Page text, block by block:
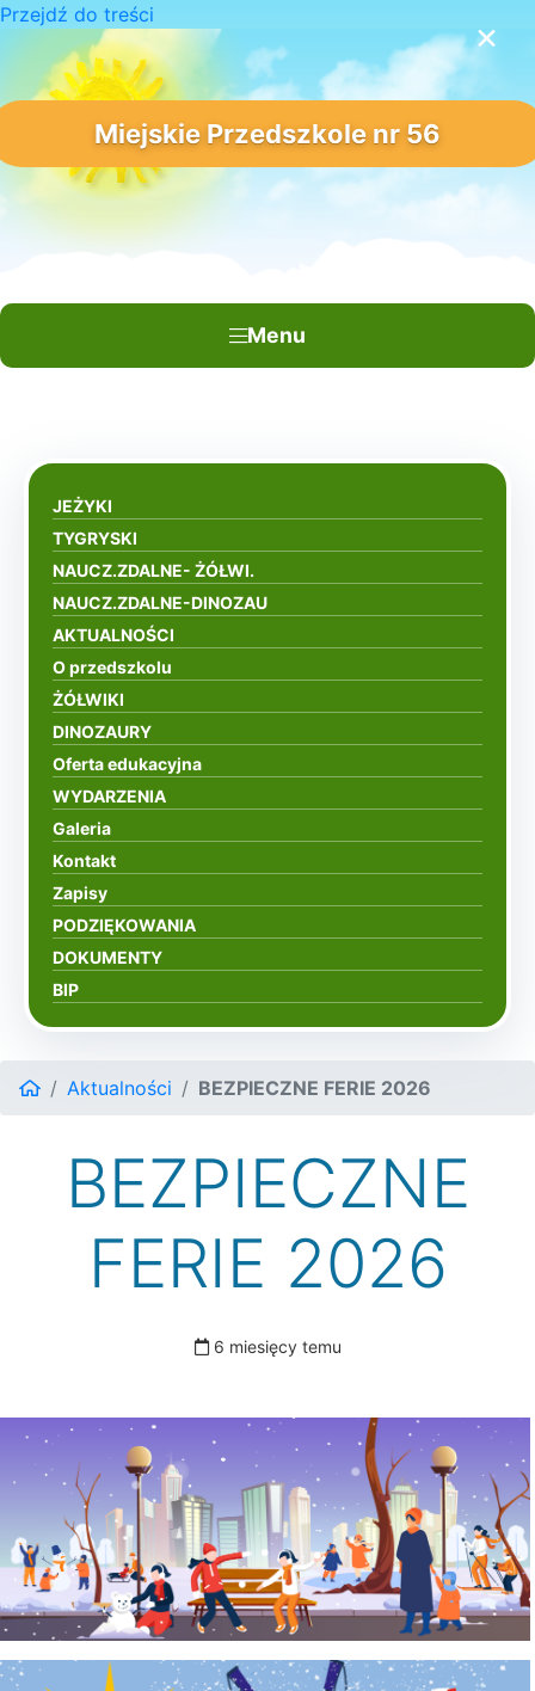
Przejdź do treści
Miejskie Przedszkole nr 56
Menu
×
JEŻYKI
TYGRYSKI
NAUCZ.ZDALNE- ŻÓŁWI.
NAUCZ.ZDALNE-DINOZAU
AKTUALNOŚCI
O przedszkolu
ŻÓŁWIKI
DINOZAURY
Oferta edukacyjna
WYDARZENIA
Galeria
Kontakt
Zapisy
PODZIĘKOWANIA
DOKUMENTY
BIP
Aktualności BEZPIECZNE FERIE 2026
BEZPIECZNE
FERIE 2026
6 miesięcy temu